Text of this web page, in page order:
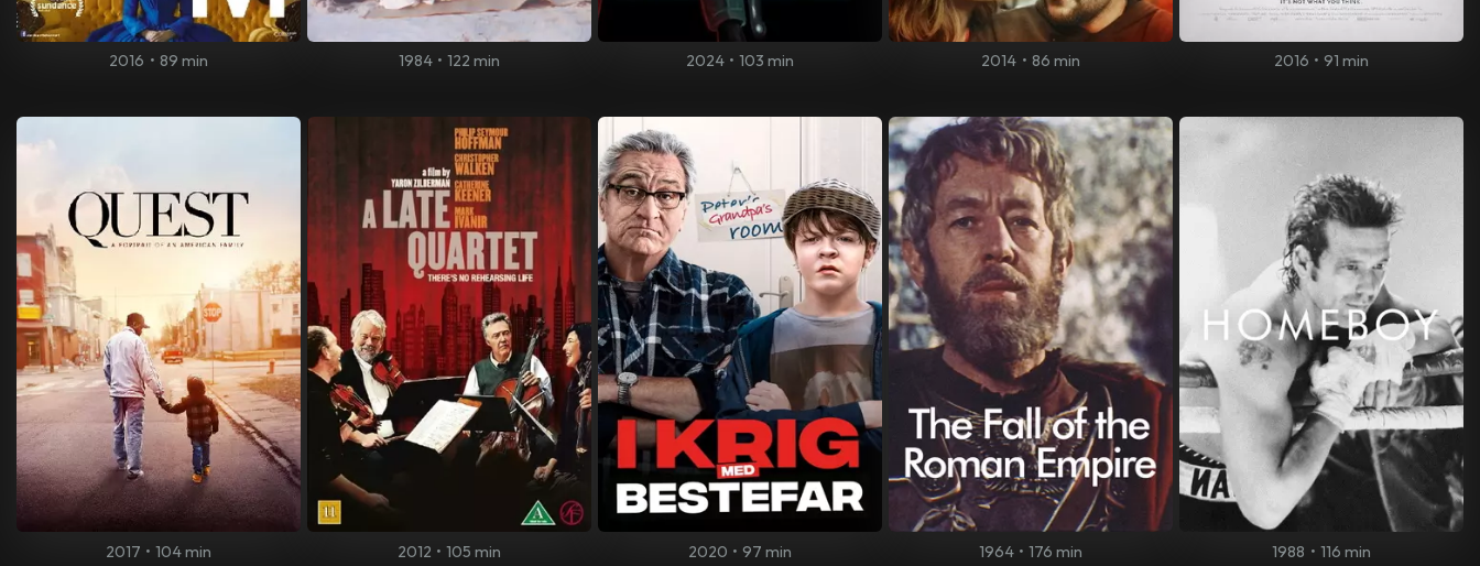
2016 • 89 min 1984 • 122 min 2024 • 103 min 2014 • 86 min 2016 • 91 min
2017 • 104 min 2012 • 105 min 2020 • 97 min 1964 • 176 min 1988 • 116 min